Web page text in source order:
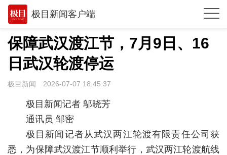
极目新闻客户端
推荐
体育
观点
时政
湖北
武汉
保障武汉渡江节，7月9日、16
日武汉轮渡停运
极目新闻 2026-07-07 18:45:37
极目新闻记者 邬晓芳
通讯员 邹密
极目新闻记者从武汉两江轮渡有限责任公司获
悉，为保障武汉渡江节顺利举行，武汉两江轮渡航线